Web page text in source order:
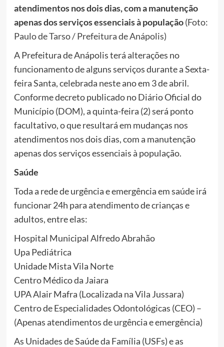
atendimentos nos dois dias, com a manutenção
apenas dos serviços essenciais à população (Foto:
Paulo de Tarso / Prefeitura de Anápolis)
A Prefeitura de Anápolis terá alterações no
funcionamento de alguns serviços durante a Sexta-
feira Santa, celebrada neste ano em 3 de abril.
Conforme decreto publicado no Diário Oficial do
Município (DOM), a quinta-feira (2) será ponto
facultativo, o que resultará em mudanças nos
atendimentos nos dois dias, com a manutenção
apenas dos serviços essenciais à população.
Saúde
Toda a rede de urgência e emergência em saúde irá
funcionar 24h para atendimento de crianças e
adultos, entre elas:
Hospital Municipal Alfredo Abrahão
Upa Pediátrica
Unidade Mista Vila Norte
Centro Médico da Jaiara
UPA Alair Mafra (Localizada na Vila Jussara)
Centro de Especialidades Odontológicas (CEO) –
(Apenas atendimentos de urgência e emergência)
As Unidades de Saúde da Família (USFs) e as